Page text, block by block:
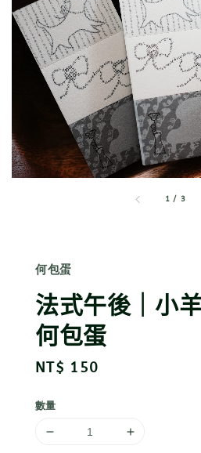
1 / 3
何包蛋
法式午後｜小
何包蛋
Regular
NT$ 150
數量